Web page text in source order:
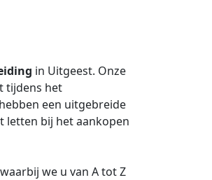
in Uitgeest. Onze
tijdens het
een uitgebreide
letten bij het aankopen
we u van A tot Z